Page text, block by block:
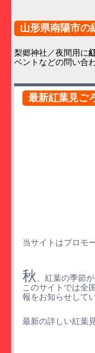
山形県南陽市の
梨郷神社／夜間用に
ベントなどの問い合
最新紅葉見ご
当サイトはプロモ
秋
、紅葉の季節
このサイトでは全
報をお知らせして
最新の詳しい紅葉